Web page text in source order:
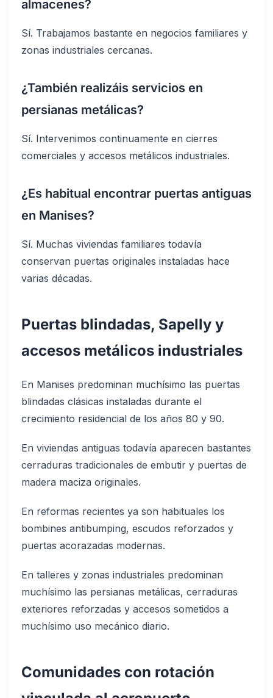
almacenes?
Sí. Trabajamos bastante en negocios familiares y
zonas industriales cercanas.
¿También realizáis servicios en
persianas metálicas?
Sí. Intervenimos continuamente en cierres
comerciales y accesos metálicos industriales.
¿Es habitual encontrar puertas antiguas
en Manises?
Sí. Muchas viviendas familiares todavía
conservan puertas originales instaladas hace
varias décadas.
Puertas blindadas, Sapelly y
accesos metálicos industriales
En Manises predominan muchísimo las puertas
blindadas clásicas instaladas durante el
crecimiento residencial de los años 80 y 90.
En viviendas antiguas todavía aparecen bastantes
cerraduras tradicionales de embutir y puertas de
madera maciza originales.
En reformas recientes ya son habituales los
bombines antibumping, escudos reforzados y
puertas acorazadas modernas.
En talleres y zonas industriales predominan
muchísimo las persianas metálicas, cerraduras
exteriores reforzadas y accesos sometidos a
muchísimo uso mecánico diario.
Comunidades con rotación